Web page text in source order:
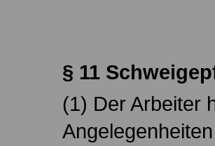
§ 11
(1) Der Arbeiter